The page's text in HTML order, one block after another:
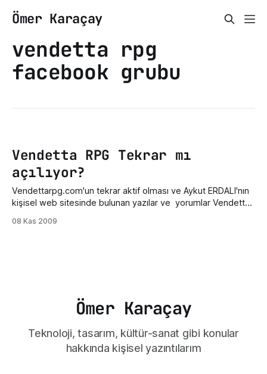
Ömer Karaçay
vendetta rpg
facebook grubu
Vendetta RPG Tekrar mı
açılıyor?
Vendettarpg.com'un tekrar aktif olması ve Aykut ERDALI'nın
kişisel web sitesinde bulunan yazılar ve yorumlar Vendetta
ile kayıt olunacak sanırım. Vendetta RPG'nin tekrar açılmasını
08 Kas 2009
Ömer Karaçay
Teknoloji, tasarım, kültür-sanat gibi konular
hakkında kişisel yazıntılarım